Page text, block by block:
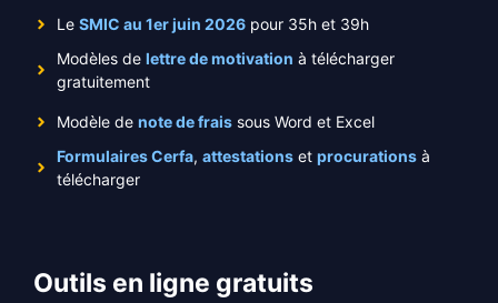
Le SMIC au 1er juin 2026 pour 35h et 39h
Modèles de lettre de motivation à télécharger
gratuitement
Modèle de note de frais sous Word et Excel
Formulaires Cerfa, attestations et procurations à
télécharger
Outils en ligne gratuits